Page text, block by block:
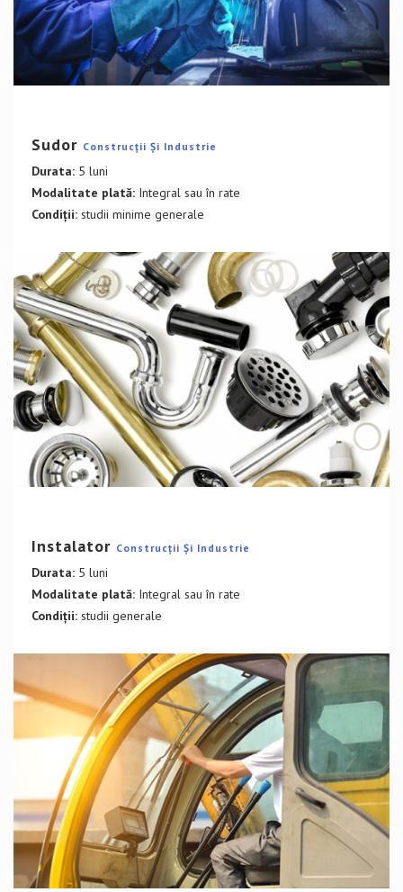
Sudor Construcții Și Industrie
Durata: 5 luni
Modalitate plată: Integral sau în rate
Condiții: studii minime generale
Instalator Construcții Și Industrie
Durata: 5 luni
Modalitate plată: Integral sau în rate
Condiții: studii generale